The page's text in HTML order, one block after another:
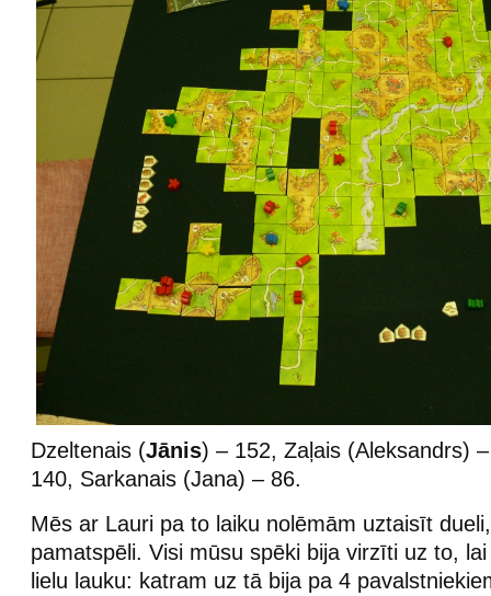
Dzeltenais (Jānis) – 152, Zaļais (Aleksandrs)
140, Sarkanais (Jana) – 86.
Mēs ar Lauri pa to laiku nolēmām uztaisīt
pamatspēli. Visi mūsu spēki bija virzīti uz to,
lielu lauku: katram uz tā bija pa 4